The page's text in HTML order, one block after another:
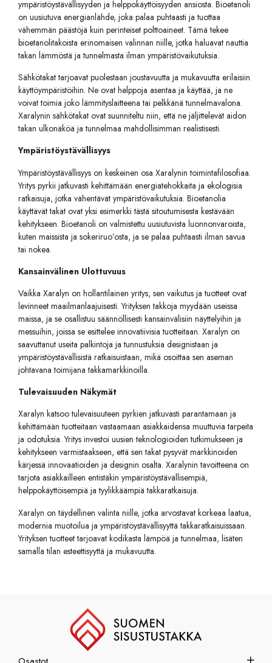
ympäristöystävällisyyden ja helppokäyttöisyyden ansiosta. Bioetanoli
on uusiutuva energianlähde, joka palaa puhtaasti ja tuottaa
vähemmän päästöjä kuin perinteiset polttoaineet. Tämä tekee
bioetanolitakoista erinomaisen valinnan niille, jotka haluavat nauttia
takan lämmöstä ja tunnelmasta ilman ympäristövaikutuksia.
Sähkötakat tarjoavat puolestaan joustavuutta ja mukavuutta erilaisiin
käyttöympäristöihin. Ne ovat helppoja asentaa ja käyttää, ja ne
voivat toimia joko lämmityslaitteena tai pelkkänä tunnelmavalona.
Xaralynin sähkötakat ovat suunniteltu niin, että ne jäljittelevät aidon
takan ulkonäköä ja tunnelmaa mahdollisimman realistisesti.
Ympäristöystävällisyys
Ympäristöystävällisyys on keskeinen osa Xaralynin toimintafilosofiaa.
Yritys pyrkii jatkuvasti kehittämään energiatehokkaita ja ekologisia
ratkaisuja, jotka vähentävät ympäristövaikutuksia. Bioetanolia
käyttävät takat ovat yksi esimerkki tästä sitoutumisesta kestävään
kehitykseen. Bioetanoli on valmistettu uusiutuvista luonnonvaroista,
kuten maissista ja sokeriruo’osta, ja se palaa puhtaasti ilman savua
tai nokea.
Kansainvälinen Ulottuvuus
Vaikka Xaralyn on hollantilainen yritys, sen vaikutus ja tuotteet ovat
levinneet maailmanlaajuisesti. Yrityksen takkoja myydään useissa
maissa, ja se osallistuu säännöllisesti kansainvälisiin näyttelyihin ja
messuihin, joissa se esittelee innovatiivisia tuotteitaan. Xaralyn on
saavuttanut useita palkintoja ja tunnustuksia designistaan ja
ympäristöystävällisistä ratkaisuistaan, mikä osoittaa sen aseman
johtavana toimijana takkamarkkinoilla.
Tulevaisuuden Näkymät
Xaralyn katsoo tulevaisuuteen pyrkien jatkuvasti parantamaan ja
kehittämään tuotteitaan vastaamaan asiakkaidensa muuttuvia tarpeita
ja odotuksia. Yritys investoi uusien teknologioiden tutkimukseen ja
kehitykseen varmistaakseen, että sen takat pysyvät markkinoiden
kärjessä innovaatioiden ja designin osalta. Xaralynin tavoitteena on
tarjota asiakkailleen entistäkin ympäristöystävällisempiä,
helppokäyttöisempiä ja tyylikkäämpiä takkaratkaisuja.
Xaralyn on täydellinen valinta niille, jotka arvostavat korkeaa laatua,
modernia muotoilua ja ympäristöystävällisyyttä takkaratkaisuissaan.
Yrityksen tuotteet tarjoavat kodikasta lämpöä ja tunnelmaa, lisäten
samalla tilan esteettisyyttä ja mukavuutta.